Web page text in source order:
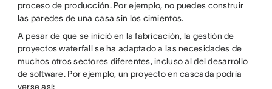
proceso de producción. Por ejemplo, no puedes construir
las paredes de una casa sin los cimientos.
A pesar de que se inició en la fabricación, la gestión de
proyectos waterfall se ha adaptado a las necesidades de
muchos otros sectores diferentes, incluso al del desarrollo
de software. Por ejemplo, un proyecto en cascada podría
verse así: